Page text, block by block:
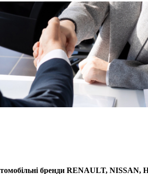
бренди RENAULT,